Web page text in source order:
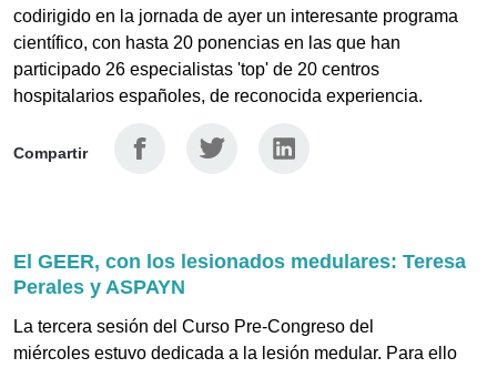
codirigido en la jornada de ayer un interesante programa
científico, con hasta 20 ponencias en las que han
participado 26 especialistas 'top' de 20 centros
hospitalarios españoles, de reconocida experiencia.
Compartir
Facebook Twitter Linkedin
El GEER, con los lesionados medulares: Teresa
Perales y ASPAYN
La tercera sesión del Curso Pre-Congreso del
miércoles estuvo dedicada a la lesión medular. Para ello